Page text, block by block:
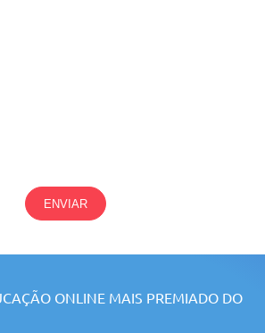
ENVIAR
ONLINE MAIS PREMIADO DO